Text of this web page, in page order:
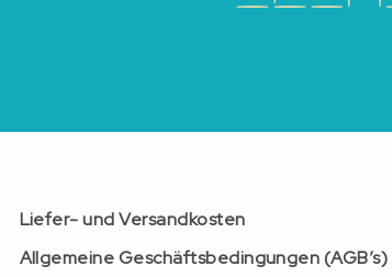
Liefer- und Versandkosten
Allgemeine Geschäftsbedingungen (AGB’s)